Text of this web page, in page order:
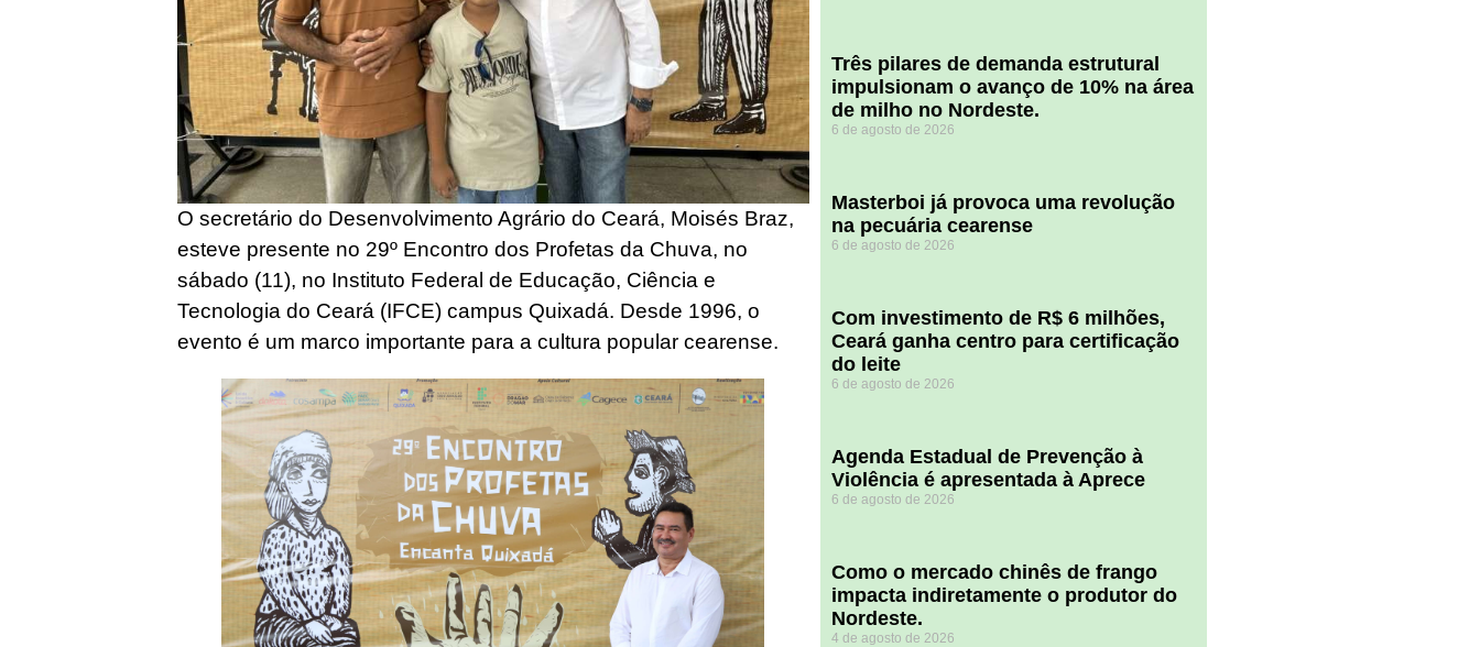
O secretário do Desenvolvimento Agrário do Ceará, Moisés Braz,
esteve presente no 29º Encontro dos Profetas da Chuva, no
sábado (11), no Instituto Federal de Educação, Ciência e
Tecnologia do Ceará (IFCE) campus Quixadá. Desde 1996, o
evento é um marco importante para a cultura popular cearense.
​Três pilares de demanda estrutural
impulsionam o avanço de 10% na área
de milho no Nordeste.
6 de agosto de 2026
Masterboi já provoca uma revolução
na pecuária cearense
6 de agosto de 2026
Com investimento de R$ 6 milhões,
Ceará ganha centro para certificação
do leite
6 de agosto de 2026
Agenda Estadual de Prevenção à
Violência é apresentada à Aprece
6 de agosto de 2026
​Como o mercado chinês de frango
impacta indiretamente o produtor do
Nordeste.
4 de agosto de 2026